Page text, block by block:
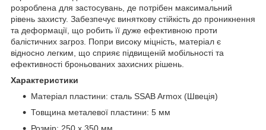
розроблена для застосувань, де потрібен максимальний
рівень захисту. Забезпечує виняткову стійкість до проникнення
та деформації, що робить її дуже ефективною проти
балістичних загроз. Попри високу міцність, матеріал є
відносно легким, що сприяє підвищеній мобільності та
ефективності броньованих захисних рішень.
Характеристики
Матеріал пластини: сталь SSAB Armox (Швеція)
Товщина металевої пластини: 5 мм